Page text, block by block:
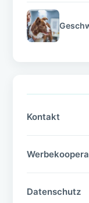
Kontakt
Datenschutz